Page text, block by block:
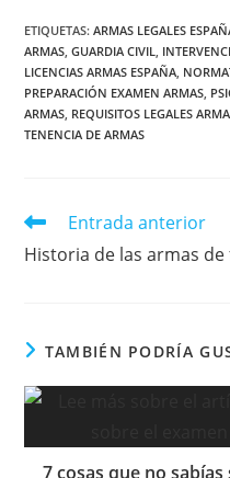
ETIQUETAS:ARMAS LEGALES
ARMAS GUARDIA CIVIL
LICENCIAS ARMAS ESPAÑA
PREPARACIÓN EXAMEN ARMAS
ARMAS REQUISITOS LEGALES
TENENCIA DE ARMAS
Leer
artículos
Entrada anterior
Historia de las armas de
TAMBIÉN PODRÍA
7 cosas que no